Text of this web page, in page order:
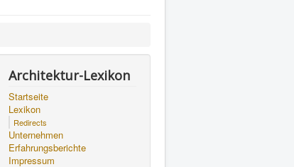
Architektur-Lexikon
Startseite
Lexikon
Redirects
Unternehmen
Erfahrungsberichte
Impressum